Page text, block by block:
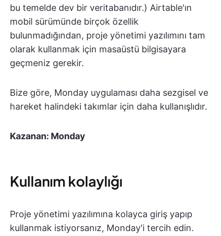
bu temelde dev bir veritabanıdır.) Airtable'ın
mobil sürümünde birçok özellik
bulunmadığından, proje yönetimi yazılımını tam
olarak kullanmak için masaüstü bilgisayara
geçmeniz gerekir.
Bize göre, Monday uygulaması daha sezgisel ve
hareket halindeki takımlar için daha kullanışlıdır.
Kazanan: Monday
Kullanım kolaylığı
Proje yönetimi yazılımına kolayca giriş yapıp
kullanmak istiyorsanız, Monday'i tercih edin.